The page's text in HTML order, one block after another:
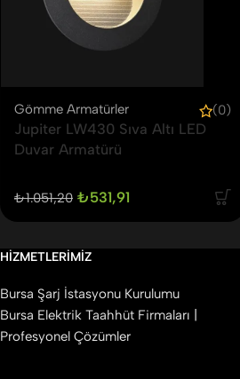
Gömme Armatürler (0)
Jupiter LW430 Sıva Altı LED
Duvar Armatürü
₺1.051,20 ₺531,91
HIZMETLERIMIZ
Bursa Şarj İstasyonu Kurulumu
Bursa Elektrik Taahhüt Firmaları |
Profesyonel Çözümler